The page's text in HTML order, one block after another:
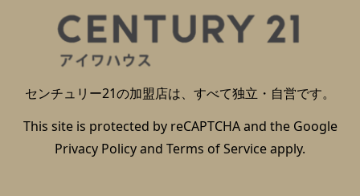
センチュリー21の加盟店は、すべて独立・自営です。
This site is protected by reCAPTCHA and the Google
Privacy Policyand Terms of Serviceapply.